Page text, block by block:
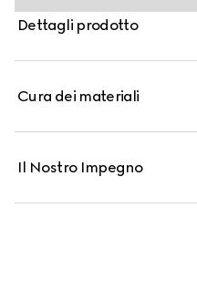
nuova borsa in stile
raffinata maestria
chiaro.
Dettagli prodotto
Cura dei materiali
Il Nostro Impegno